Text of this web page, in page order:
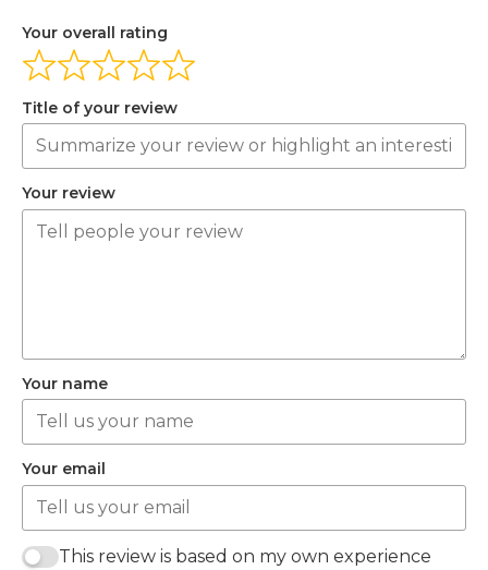
Your overall rating
Title of your review
Your review
Your name
Your email
This review is based on my own experience